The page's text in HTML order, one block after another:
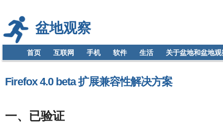
盆地观察
首页 互联网 手机 软件 生活 关于盆地和盆地观
Firefox 4.0 beta 扩展兼容性解决方案
一、已验证